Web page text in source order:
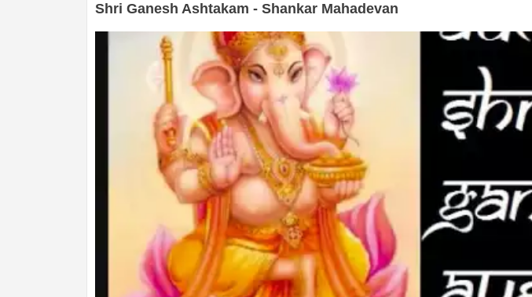
Shri Ganesh Ashtakam - Shankar Mahadevan